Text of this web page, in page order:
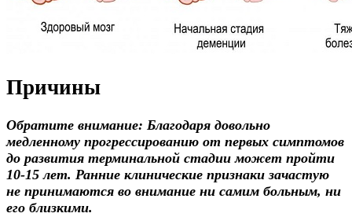
Причины
Обратите внимание: Благодаря довольно
медленному прогрессированию от первых симптомов
до развития терминальной стадии может пройти
10-15 лет. Ранние клинические признаки зачастую
не принимаются во внимание ни самим больным, ни
его близкими.